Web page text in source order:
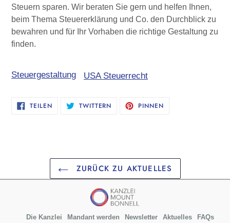
Steuern sparen. Wir beraten Sie gern und helfen Ihnen,
beim Thema Steuererklärung und Co. den Durchblick zu
bewahren und für Ihr Vorhaben die richtige Gestaltung zu
finden.
Steuergestaltung USA Steuerrecht
TEILENAUF
FACEBOOKTWITTERN TWITTERPINNEN
ZURÜCK ZU AKTUELLES
Die Kanzlei Mandant werden Newsletter Aktuelles
FAQs